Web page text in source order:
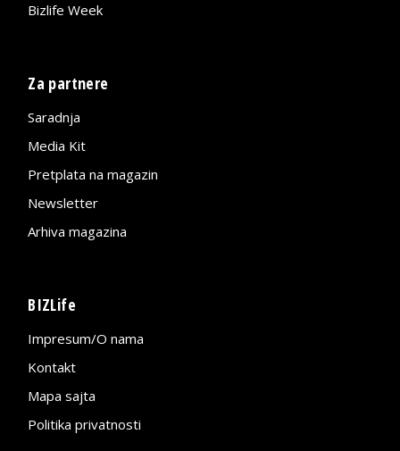
Bizlife Week
Za partnere
Saradnja
Media Kit
Pretplata na magazin
Newsletter
Arhiva magazina
BIZLife
Impresum/O nama
Kontakt
Mapa sajta
Politika privatnosti